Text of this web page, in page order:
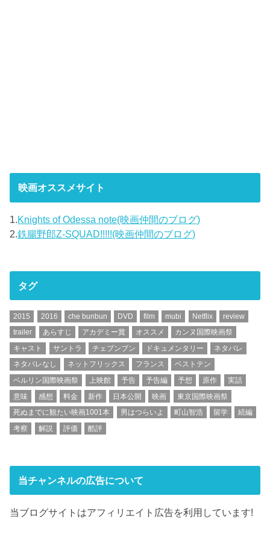
映画オススメサイト
1.Knights of Odessa note(映画仲間のブログ)
2.鉄腸野郎Z-SQUAD!!!!!(映画仲間のブログ)
タグ
2015 2016 che bunbun DVD film mubi Netflix
review
trailer
あらすじ アカデミー賞 オススメ
カンヌ国際映画祭
キャスト
サントラ チェブンブン ドキュメンタリー
ネタバレ
ネタバレなし
ネットフリックス フランス
ベストテン
ベルリン国際映画祭
上映館 予告 予告編 予想 原作
実話
意味
感想 料金 新作 日本公開 映画
東京国際映画祭
死ぬまでに観たい映画1001本
男はつらいよ 町山智浩 留学
続編
考察
解説 評価 酷評
当チャンネルの広告について
当ブログサイトはアフィリエイト広告を利用しています!